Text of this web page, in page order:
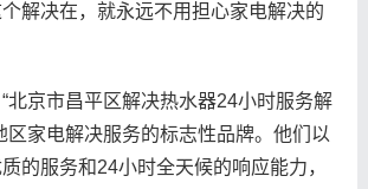
解决在，就永远不用担心家电解决的
京市昌平区解决热水器24小时服务解
区家电解决服务的标志性品牌。他们以
的服务和24小时全天候的响应能力，